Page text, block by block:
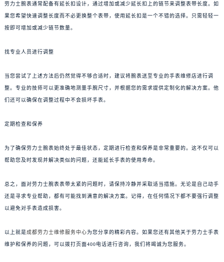
劳力士腕表通常配备有延长扣设计，通过增加或减少延长扣上的链节来调整表带长度。如
果您希望快速调整长度而不必更换整个表带，使用延长扣是一个不错的选择。只需轻轻一
按即可增加或减少链节数量。
找专业人员进行调整
当您尝试了上述方法后仍然觉得不够合适时，建议将腕表送至专业的手表维修店进行调
整。专业的技师可以更准确地测量手腕尺寸，并根据您的需求提供定制化的解决方案。他
们还可以确保在调整过程中不会损坏手表。
定期检查和保养
为了确保劳力士腕表始终处于最佳状态，定期进行检查和保养是非常重要的。这不仅可以
帮助您及时发现并解决类似的问题，还能延长手表的使用寿命。
总之，面对劳力士腕表表带太紧的问题时，请保持冷静并采取适当措施。无论是自己动手
还是寻求专业帮助，都有可能找到满意的解决方案。记得，在任何情况下都不要强行调整
以避免对手表造成损害。
以上就是成都劳力士维修服务中心为您分享的精彩内容。如果您还有其他关于劳力士手表
维护和保养的问题，可以拨打页面400电话进行咨询，我们将竭诚为您服务。